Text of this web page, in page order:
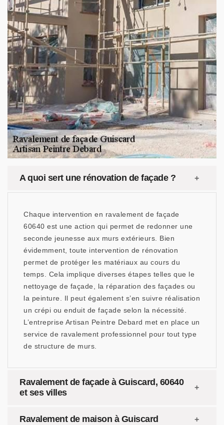
A quoi sert une rénovation de façade ?
Chaque intervention en ravalement de façade
60640 est une action qui permet de redonner une
seconde jeunesse aux murs extérieurs. Bien
évidemment, toute intervention de rénovation
permet de protéger les matériaux au cours du
temps. Cela implique diverses étapes telles que le
nettoyage de façade, la réparation des façades ou
la peinture. Il peut également s’en suivre réalisation
un crépi ou enduit de façade selon la nécessité.
L’entreprise Artisan Peintre Debard met en place un
service de ravalement professionnel pour tout type
de structure de murs.
Ravalement de façade à Guiscard, 60640
et ses villes
Ravalement de maison à Guiscard